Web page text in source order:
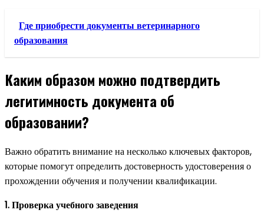
Где приобрести документы ветеринарного
образования
Каким образом можно подтвердить
легитимность документа об
образовании?
Важно обратить внимание на несколько ключевых факторов,
которые помогут определить достоверность удостоверения о
прохождении обучения и получении квалификации.
1. Проверка учебного заведения